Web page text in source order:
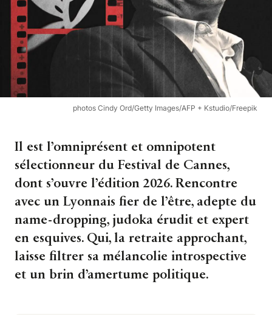
photos Cindy Ord/Getty Images/AFP + Kstudio/Freepik
Il est l’omniprésent et omnipotent
sélectionneur du Festival de Cannes,
dont s’ouvre l’édition 2026. Rencontre
avec un Lyonnais fier de l’être, adepte du
name-dropping, judoka érudit et expert
en esquives. Qui, la retraite approchant,
laisse filtrer sa mélancolie introspective
et un brin d’amertume politique.